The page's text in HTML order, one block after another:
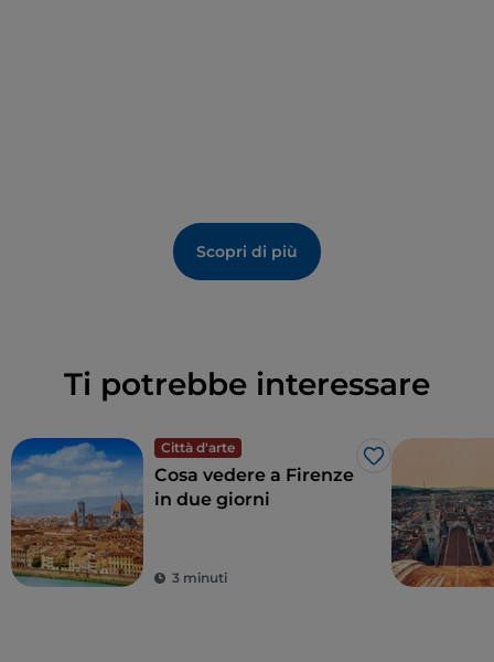
Scopri di più
Ti potrebbe interessare
Città d'arte
Like
Cosa vedere a Firenze
in due giorni
3 minuti